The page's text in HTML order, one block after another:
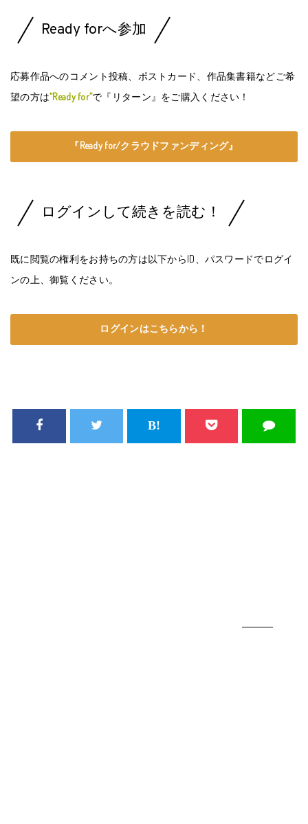
Ready forへ参加
応募作品へのコメント投稿、ポストカード、作品集書籍などご希
望の方は“Ready for”で『リターン』をご購入ください！
『Ready for/クラウドファンディング』
ログインして続きを読む！
既に閲覧の権利をお持ちの方は以下からID、パスワードでログイ
ンの上、御覧ください。
ログインはこちらから！